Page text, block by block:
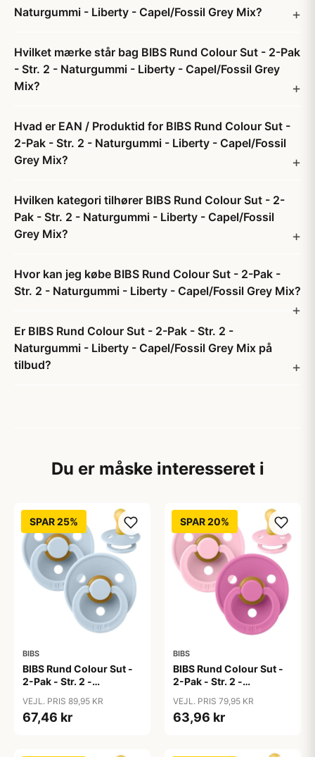
Naturgummi - Liberty - Capel/Fossil Grey Mix?
Hvilket mærke står bag BIBS Rund Colour Sut - 2-Pak
- Str. 2 - Naturgummi - Liberty - Capel/Fossil Grey
Mix?
Hvad er EAN / Produktid for BIBS Rund Colour Sut -
2-Pak - Str. 2 - Naturgummi - Liberty - Capel/Fossil
Grey Mix?
Hvilken kategori tilhører BIBS Rund Colour Sut - 2-
Pak - Str. 2 - Naturgummi - Liberty - Capel/Fossil
Grey Mix?
Hvor kan jeg købe BIBS Rund Colour Sut - 2-Pak -
Str. 2 - Naturgummi - Liberty - Capel/Fossil Grey Mix?
Er BIBS Rund Colour Sut - 2-Pak - Str. 2 -
Naturgummi - Liberty - Capel/Fossil Grey Mix på
tilbud?
Du er måske interesseret i
SPAR 25%
BIBS
BIBS Rund Colour Sut -
2-Pak - Str. 2 -
Blue/Baby Blue
VEJL. PRIS 89,95 KR
67,46 kr
SPAR 20%
BIBS
BIBS Rund Colour Sut -
2-Pak - Str. 2 -
Pink/Bubblegum
VEJL. PRIS 79,95 KR
63,96 kr